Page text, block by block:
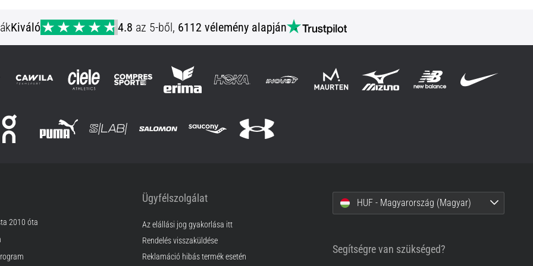
Kiváló 4.8 az 5-ből, 6112 vélemény alapján
2010 óta
Ügyfélszolgálat
Az elállási jog gyakorlása itt
Rendelés visszaküldése
Reklamáció hibás termék esetén
HUF - Magyarország (Magyar)
Segítségre van szükséged?